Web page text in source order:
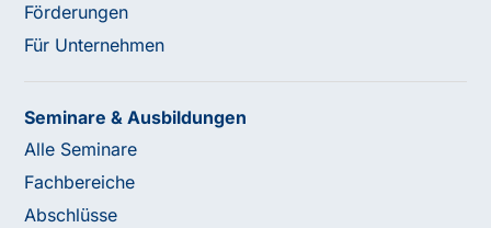
Förderungen
Für Unternehmen
Seminare & Ausbildungen
Alle Seminare
Fachbereiche
Abschlüsse